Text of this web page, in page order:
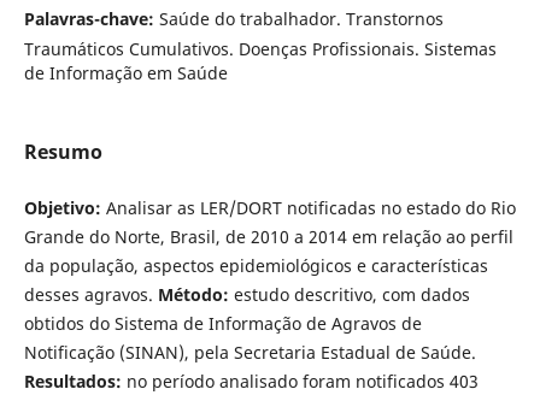
Palavras-chave: Saúde do trabalhador. Transtornos
Traumáticos Cumulativos. Doenças Profissionais. Sistemas
de Informação em Saúde
Resumo
Objetivo: Analisar as LER/DORT notificadas no estado do Rio
Grande do Norte, Brasil, de 2010 a 2014 em relação ao perfil
da população, aspectos epidemiológicos e características
desses agravos. Método: estudo descritivo, com dados
obtidos do Sistema de Informação de Agravos de
Notificação (SINAN), pela Secretaria Estadual de Saúde.
Resultados: no período analisado foram notificados 403